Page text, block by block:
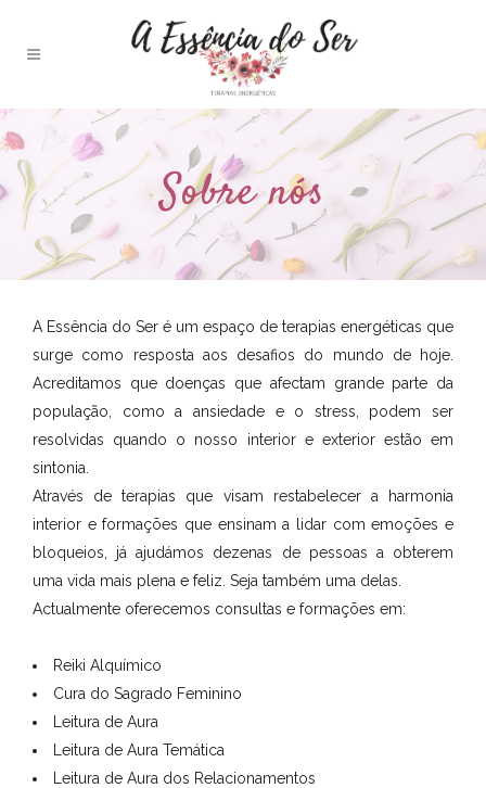
Sobre nós
A Essência do Ser é um espaço de terapias energéticas que
surge como resposta aos desafios do mundo de hoje.
Acreditamos que doenças que afectam grande parte da
população, como a ansiedade e o stress, podem ser
resolvidas quando o nosso interior e exterior estão em
sintonia.
Através de terapias que visam restabelecer a harmonia
interior e formações que ensinam a lidar com emoções e
bloqueios, já ajudámos dezenas de pessoas a obterem
uma vida mais plena e feliz. Seja também uma delas.
Actualmente oferecemos consultas e formações em:
Reiki Alquímico
Cura do Sagrado Feminino
Leitura de Aura
Leitura de Aura Temática
Leitura de Aura dos Relacionamentos